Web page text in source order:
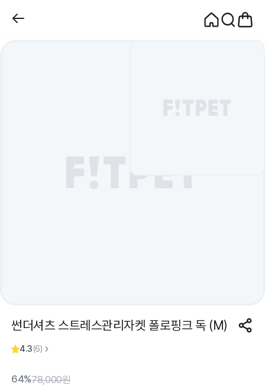
썬더셔츠 스트레스관리자켓 폴로핑크 독 (M)
4.3(6)
64%78,000원